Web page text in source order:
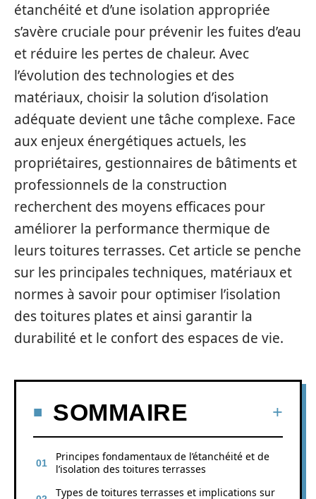
étanchéité et d’une isolation appropriée
s’avère cruciale pour prévenir les fuites d’eau
et réduire les pertes de chaleur. Avec
l’évolution des technologies et des
matériaux, choisir la solution d’isolation
adéquate devient une tâche complexe. Face
aux enjeux énergétiques actuels, les
propriétaires, gestionnaires de bâtiments et
professionnels de la construction
recherchent des moyens efficaces pour
améliorer la performance thermique de
leurs toitures terrasses. Cet article se penche
sur les principales techniques, matériaux et
normes à savoir pour optimiser l’isolation
des toitures plates et ainsi garantir la
durabilité et le confort des espaces de vie.
SOMMAIRE
Principes fondamentaux de l’étanchéité et de
l’isolation des toitures terrasses
Types de toitures terrasses et implications sur